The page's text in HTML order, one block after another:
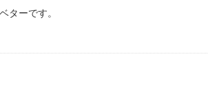
ターです。